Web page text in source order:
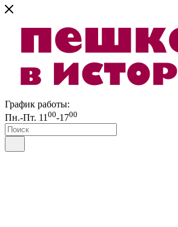
График работы:
Пн.-Пт. 11 00-1700